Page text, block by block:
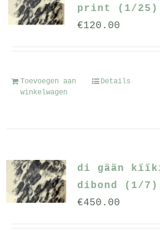
print (1/25)
€120.00
Toevoegen aan
winkelwagen
Details
di gään
dibond (1/7)
€450.00